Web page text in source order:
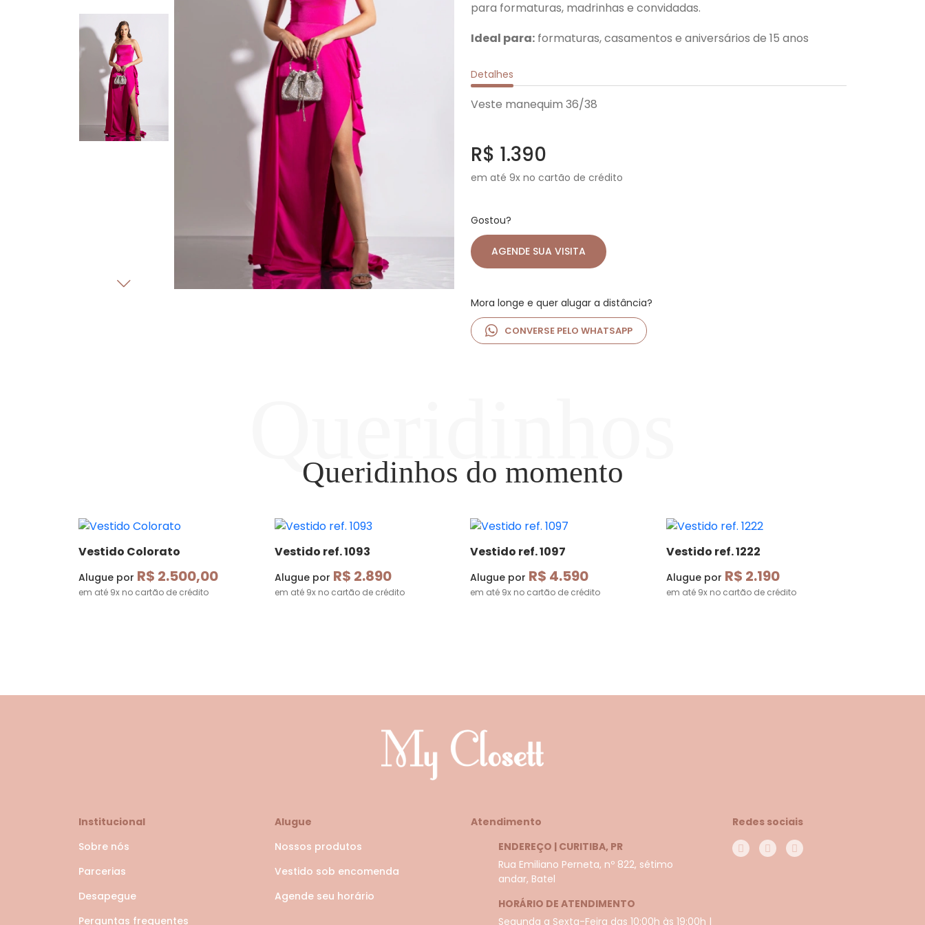
para formaturas, madrinhas e convidadas.
Ideal para: formaturas, casamentos e aniversários de 15 anos
Detalhes
Veste manequim 36/38
R$ 1.390
em até 9x no cartão de crédito
Gostou?
AGENDE SUA VISITA
Mora longe e quer alugar a distância?
CONVERSE PELO WHATSAPP
Queridinhos do momento
Vestido Colorato
Alugue por R$ 2.500,00
em até 9x no cartão de crédito
Vestido ref. 1093
Alugue por R$ 2.890
em até 9x no cartão de crédito
Vestido ref. 1097
Alugue por R$ 4.590
em até 9x no cartão de crédito
Vestido ref. 1222
Alugue por R$ 2.190
em até 9x no cartão de crédito
Institucional
Sobre nós
Parcerias
Desapegue
Perguntas frequentes
Alugue
Nossos produtos
Vestido sob encomenda
Agende seu horário
Atendimento
ENDEREÇO | CURITIBA, PR
Rua Emiliano Perneta, nº 822, sétimo
andar, Batel
HORÁRIO DE ATENDIMENTO
Segunda a Sexta-Feira das 10:00h às 19:00h |
Redes sociais